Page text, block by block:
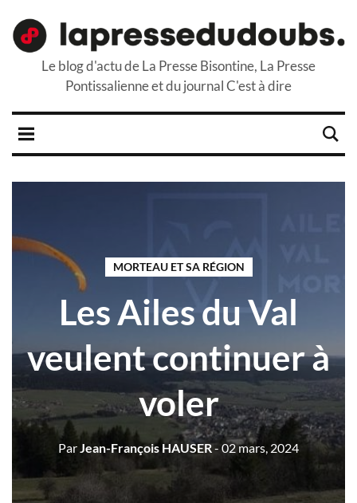
Le blog d'actu de La Presse Bisontine, La Presse
Pontissalienne et du journal C'est à dire
MORTEAU ET SA RÉGION
Les Ailes du Val
veulent continuer à
voler
ParJean-François HAUSER- 02 mars, 2024